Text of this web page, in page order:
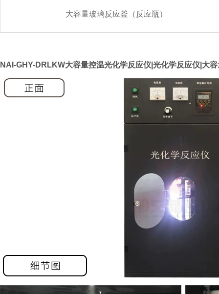
大容量玻璃反应釜（反应瓶）
NAI-GHY-DRLKW大容量控温光化学反应仪|光化学反应仪|大